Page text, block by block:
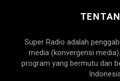
Super Radio adalah
media (konvergensi
program yang bermutu dan